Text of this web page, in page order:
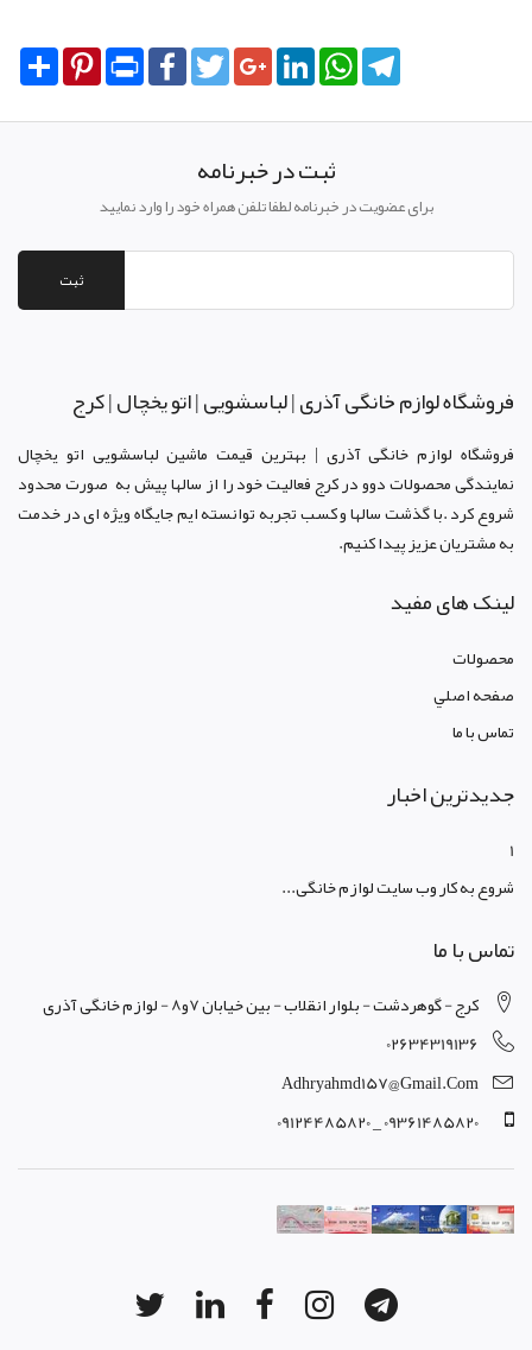
Share PinterestPrint FacebookTwitterGoogle+LinkedInWhatsApp
ثبت در خبرنامه
برای عضویت در خبرنامه لطفا تلفن همراه خود را وارد نمایید
ثبت
فروشگاه لوازم خانگی آذری | لباسشویی | اتو یخچال | کرج
فروشگاه لوازم خانگی آذری | بهترین قیمت ماشین لباسشویی اتو یخچال
نمایندگی محصولات دوو در کرجفعالیت خود را از سالها پیش به صورت محدود
شروع کرد .با گذشت سالها و کسب تجربه توانسته ایم جایگاه ویژه ای در خدمت
به مشتریان عزیز پیدا کنیم.
لینک های مفید
محصولات
صفحه اصلي
تماس با ما
جدیدترین اخبار
1
شروع به کار وب سایت لوازم خانگی...
تماس با ما
کرج - گوهردشت - بلوار انقلاب - بین خیابان 7و8 - لوازم خانگی آذری
02634319136
Adhryahmd157@gmail.com
09361485820 _ 09124485820